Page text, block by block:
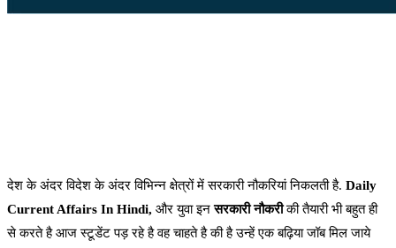
देश के अंदर विदेश के अंदर विभिन्न क्षेत्रों में सरकारी नौकरियां निकलती है. Daily
Current Affairs In Hindi, और युवा इनसरकारी नौकरीकी तैयारी भी बहुत ही
से करते है आज स्टूडेंट पड़ रहे है वह चाहते है की है उन्हें एक बढ़िया जॉब मिल जाये